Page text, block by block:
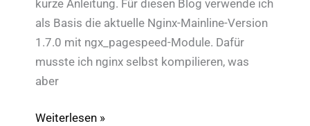
kurze Anleitung. Für diesen Blog verwende ich
als Basis die aktuelle Nginx-Mainline-Version
1.7.0 mit ngx_pagespeed-Module. Dafür
musste ich nginx selbst kompilieren, was
aber
Pagespeed:
Weiterlesen »